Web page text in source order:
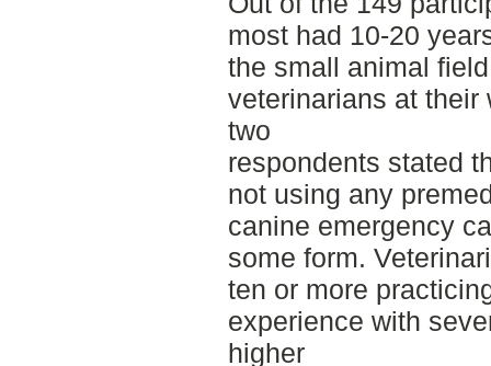
most had 10-20
the small animal
veterinarians at their
two
respondents stated
not using any
canine emergency
some form.
ten or more
experience with
higher